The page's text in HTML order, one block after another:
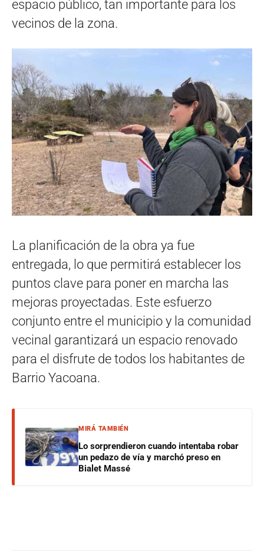
espacio público, tan importante para los
vecinos de la zona.
La planificación de la obra ya fue
entregada, lo que permitirá establecer los
puntos clave para poner en marcha las
mejoras proyectadas. Este esfuerzo
conjunto entre el municipio y la comunidad
vecinal garantizará un espacio renovado
para el disfrute de todos los habitantes de
Barrio Yacoana.
MIRÁ TAMBIÉN
Lo sorprendieron cuando intentaba robar
un pedazo de vía y marchó preso en
Bialet Massé